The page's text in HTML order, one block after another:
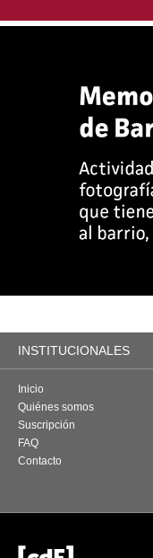
INSTITUCIONALES
Inicio
Quiénes somos
Suscripción
FAQ
Contacto